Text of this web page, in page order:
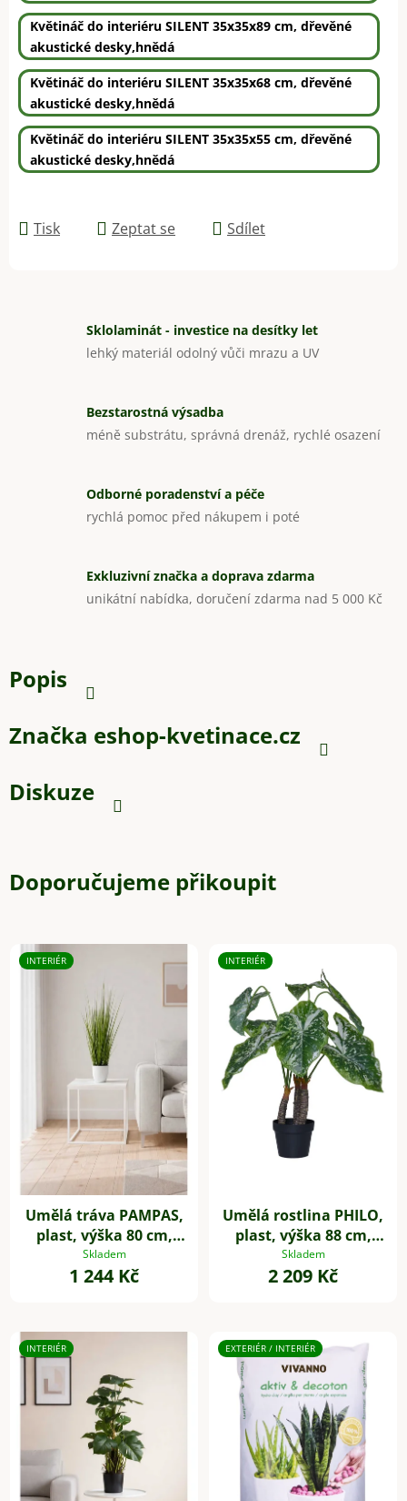
Květináč do interiéru SILENT 35x35x89 cm, dřevěné
akustické desky,hnědá
Květináč do interiéru SILENT 35x35x68 cm, dřevěné
akustické desky,hnědá
Květináč do interiéru SILENT 35x35x55 cm, dřevěné
akustické desky,hnědá
Tisk Zeptat se Sdílet
Sklolaminát - investice na desítky let
lehký materiál odolný vůči mrazu a UV
Bezstarostná výsadba
méně substrátu, správná drenáž, rychlé osazení
Odborné poradenství a péče
rychlá pomoc před nákupem i poté
Exkluzivní značka a doprava zdarma
unikátní nabídka, doručení zdarma nad 5 000 Kč
Popis
Značka eshop-kvetinace.cz
Diskuze
Doporučujeme přikoupit
INTERIÉR
Umělá tráva PAMPAS,
plast, výška 80 cm,
zelená
Skladem
1 244 Kč
INTERIÉR
Umělá rostlina PHILO,
plast, výška 88 cm,
zelená
Skladem
2 209 Kč
INTERIÉR EXTERIÉR / INTERIÉR